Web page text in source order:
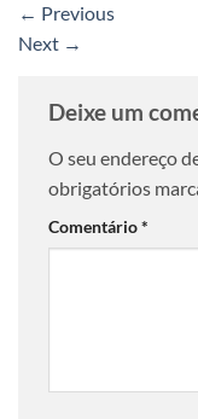
← Previous
Next →
Deixe um
O seu endereço
obrigatórios
Comentário*